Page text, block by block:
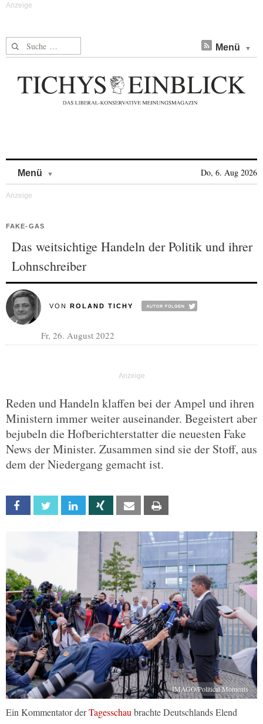
Suche nach: Menü
Menü Do, 6. Aug 2026
FAKE-GAS
Das weitsichtige Handeln der Politik und ihrer
Lohnschreiber
VON ROLAND TICHY
Fr, 26. August 2022
Reden und Handeln klaffen bei der Ampel und ihren
Ministern immer weiter auseinander. Begeistert aber
bejubeln die Hofberichterstatter die neuesten Fake
News der Minister. Zusammen sind sie der Stoff, aus
dem der Niedergang gemacht ist.
Facebook Twitter Linkedin Xing Email
IMAGO/Political Moments
Ein Kommentator derTagesschaubrachte Deutschlands Elend